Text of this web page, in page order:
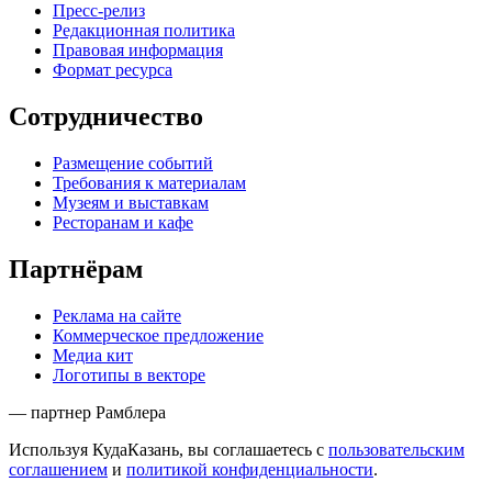
Пресс-релиз
Редакционная политика
Правовая информация
Формат ресурса
Сотрудничество
Размещение событий
Требования к материалам
Музеям и выставкам
Ресторанам и кафе
Партнёрам
Реклама на сайте
Коммерческое предложение
Медиа кит
Логотипы в векторе
— партнер Рамблера
Используя КудаКазань, вы соглашаетесь с пользовательским
соглашением и политикой конфиденциальности.